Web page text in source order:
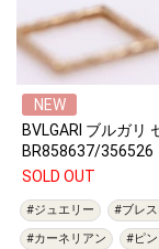
NEW
BVLGARI ブルガリ
BR858637/356526
SOLD OUT
#ジュエリー #ブレ
#カーネリアン
#ピ